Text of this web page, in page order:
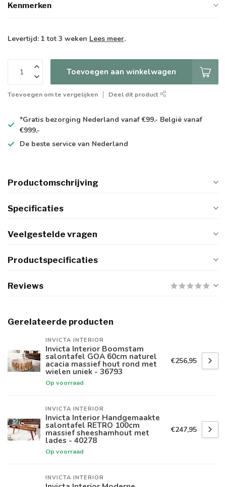
Kenmerken
Levertijd: 1 tot 3 weken Lees meer.
Toevoegen aan winkelwagen
Toevoegen om te vergelijken Deel dit product
*Gratis bezorging Nederland vanaf €99.- België vanaf
€999,-
De beste service van Nederland
Productomschrijving
Specificaties
Veelgestelde vragen
Productspecificaties
Reviews
Gerelateerde producten
INVICTA INTERIOR
Invicta Interior Boomstam
salontafel GOA 60cm naturel
acacia massief hout rond met
wielen uniek - 36793
Op voorraad
€256,95
INVICTA INTERIOR
Invicta Interior Handgemaakte
salontafel RETRO 100cm
massief sheeshamhout met
lades - 40278
Op voorraad
€247,95
INVICTA INTERIOR